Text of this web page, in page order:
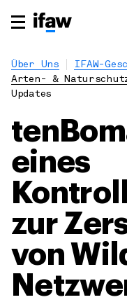
Über Uns
IFAW-
Arten- &
Updates
eines
zur
von